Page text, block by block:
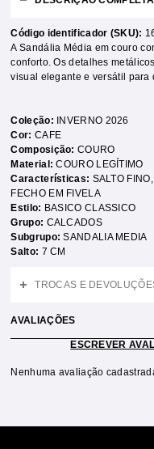
Código identificador (SKU):
A Sandália Média em couro
conforto. Os detalhes
visual elegante e versátil para
Coleção:
INVERNO 2026
Cor: CAFE
Composição:COURO
Material:COURO LEGÍTIMO
Características: SALTO FINO,
FECHO EM FIVELA
Estilo: BASICO CLASSICO
Grupo: CALCADOS
Subgrupo:SANDALIA MEDIA
Salto: 7 CM
TROCAS E
AVALIAÇÕES
ESCREVER
Nenhuma avaliação